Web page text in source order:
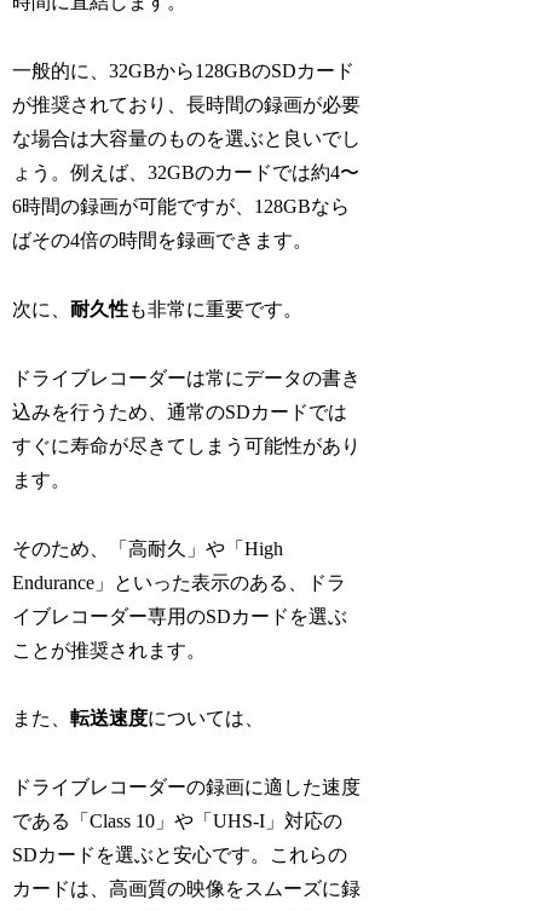
一般的に、32GBから128GBのSDカード
が推奨されており、長時間の録画が必要
な場合は大容量のものを選ぶと良いでし
ょう。例えば、32GBのカードでは約4〜
6時間の録画が可能ですが、128GBなら
ばその4倍の時間を録画できます。
次に、耐久性も非常に重要です。
ドライブレコーダーは常にデータの書き
込みを行うため、通常のSDカードでは
すぐに寿命が尽きてしまう可能性があり
ます。
そのため、「高耐久」や「High
Endurance」といった表示のある、ドラ
イブレコーダー専用のSDカードを選ぶ
ことが推奨されます。
また、転送速度については、
ドライブレコーダーの録画に適した速度
である「Class 10」や「UHS-I」対応の
SDカードを選ぶと安心です。これらの
カードは、高画質の映像をスムーズに録